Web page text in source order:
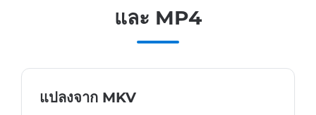
และ MP4
แปลงจาก MKV